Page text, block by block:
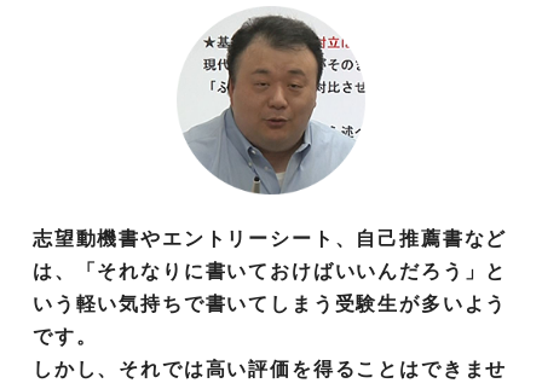
志望動機書やエントリーシート、自己推薦書など
は、「それなりに書いておけばいいんだろう」と
いう軽い気持ちで書いてしまう受験生が多いよう
です。
しかし、それでは高い評価を得ることはできませ